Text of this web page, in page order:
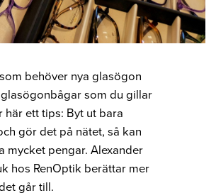
behöver nya glasögon
som du gillar
här ett tips: Byt ut bara
gör det på nätet, så kan
mycket pengar. Alexander
hos RenOptik berättar mer
går till.